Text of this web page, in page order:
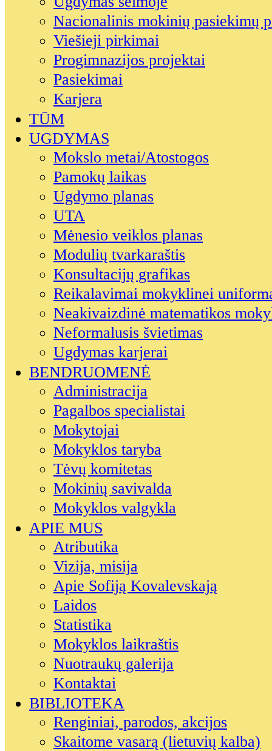
Nacionalinis mokinių pasiekimų
Viešieji pirkimai
Progimnazijos projektai
Pasiekimai
Karjera
TŪM
UGDYMAS
Mokslo metai/Atostogos
Pamokų laikas
Ugdymo planas
UTA
Mėnesio veiklos planas
Modulių tvarkaraštis
Konsultacijų grafikas
Reikalavimai mokyklinei
Neakivaizdinė matematikos
Neformalusis švietimas
Ugdymas karjerai
BENDRUOMENĖ
Administracija
Pagalbos specialistai
Mokytojai
Mokyklos taryba
Tėvų komitetas
Mokinių savivalda
Mokyklos valgykla
APIE MUS
Atributika
Vizija, misija
Apie Sofiją Kovalevskają
Laidos
Statistika
Mokyklos laikraštis
Nuotraukų galerija
Kontaktai
BIBLIOTEKA
Renginiai, parodos, akcijos
Skaitome vasarą (lietuvių kalba)